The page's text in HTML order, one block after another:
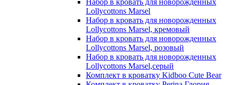
Набор в кровать для новорожденных
Lollycottons Marsel
Набор в кровать для новорожденных
Lollycottons Marsel, кремовый
Набор в кровать для новорожденных
Lollycottons Marsel, розовый
Набор в кровать для новорожденных
Lollycottons Marsel,серый
Комплект в кроватку Kidboo Cute Bear